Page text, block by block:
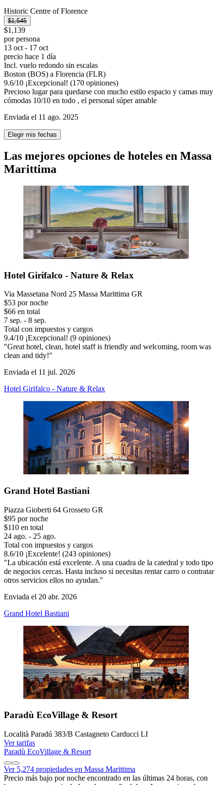
Historic Centre of Florence
$1,545
$1,139
por persona
13 oct - 17 oct
precio hace 1 día
Incl. vuelo redondo sin escalas
Boston (BOS) a Florencia (FLR)
9.6/10 ¡Excepcional! (170 opiniones)
Precioso lugar para quedarse con mucho estilo espacio y camas muy
cómodas 10/10 en todo , el personal súper amable
Enviada el 11 ago. 2025
Elegir mis fechas
Las mejores opciones de hoteles en Massa
Marittima
Hotel Girifalco - Nature & Relax
Via Massetana Nord 25 Massa Marittima GR
$53 por noche
$66 en total
7 sep. - 8 sep.
Total con impuestos y cargos
9.4/10 ¡Excepcional! (9 opiniones)
"Great hotel, clean, hotel staff is friendly and welcoming, room was
clean and tidy!"
Enviada el 11 jul. 2026
Hotel Girifalco - Nature & Relax
Grand Hotel Bastiani
Piazza Gioberti 64 Grosseto GR
$95 por noche
$110 en total
24 ago. - 25 ago.
Total con impuestos y cargos
8.6/10 ¡Excelente! (243 opiniones)
"La ubicación está excelente. A una cuadra de la catedral y todo tipo
de negocios cercas. Hasta incluso si necesitas rentar carro o contratar
otros servicios ellos no ayudan."
Enviada el 20 abr. 2026
Grand Hotel Bastiani
Paradù EcoVillage & Resort
Località Paradú 383/B Castagneto Carducci LI
Ver tarifas
Paradù EcoVillage & Resort
Ver 5,274 propiedades en Massa Marittima
Precio más bajo por noche encontrado en las últimas 24 horas, con